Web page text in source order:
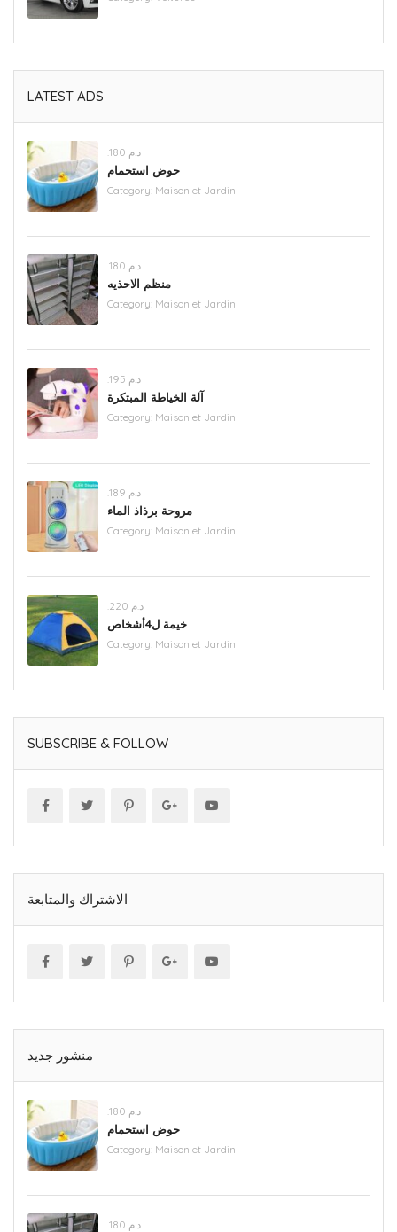
LATEST ADS
.د.م 180
حوض استحمام
Category: Maison et Jardin
.د.م 180
منظم الاحذيه
Category: Maison et Jardin
.د.م 195
آلة الخياطة المبتكرة
Category: Maison et Jardin
.د.م 189
مروحة برذاذ الماء
Category: Maison et Jardin
.د.م 220
خيمة ل4أشخاص
Category: Maison et Jardin
SUBSCRIBE & FOLLOW
الاشتراك والمتابعة
منشور جديد
.د.م 180
حوض استحمام
Category: Maison et Jardin
.د.م 180